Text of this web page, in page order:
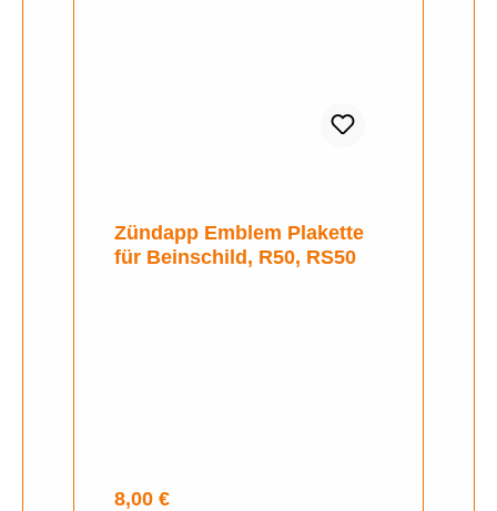
Zündapp Emblem Plakette
für Beinschild, R50, RS50
Regulärer Preis:
8,00 €